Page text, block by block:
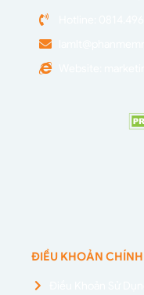
ĐIỀU KHOẢN